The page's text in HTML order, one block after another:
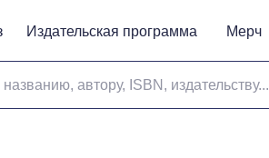
автору, ISBN, издательству...
Издательская программа Мерч
Издательская программа Мерч